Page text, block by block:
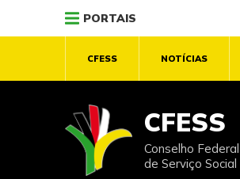
PORTAIS
CFESS NOTÍCIAS
CFESS
Conselho Federal
de Serviço Social